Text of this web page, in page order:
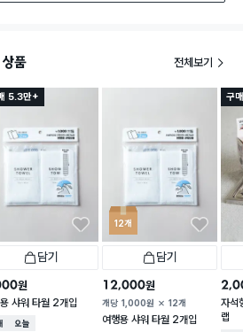
품 전체보기
5.3만+
담기
원
샤워 타월 2개입
배송오늘배송
12개
담기
12,000원
개당 1,000원 12개
여행용 샤워 타월 2개입
구
자석
랩